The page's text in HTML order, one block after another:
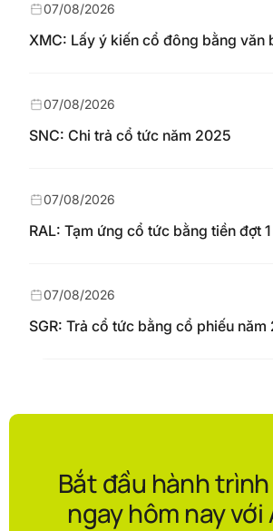
XMC: Lấy ý kiến cổ đông bằng văn
07/08/2026
SNC: Chi trả cổ tức năm 2025
07/08/2026
RAL: Tạm ứng cổ tức bằng tiền đợt
07/08/2026
SGR: Trả cổ tức bằng cổ phiếu năm
07/08/2026
Bắt đầu hành
ngay hôm nay với